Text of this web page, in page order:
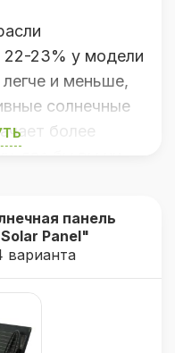
22-23% у модели
и меньше,
солнечные
более
где бы вы ни
и
из
материала.
могут
солнца
панель
Panel"
варианта